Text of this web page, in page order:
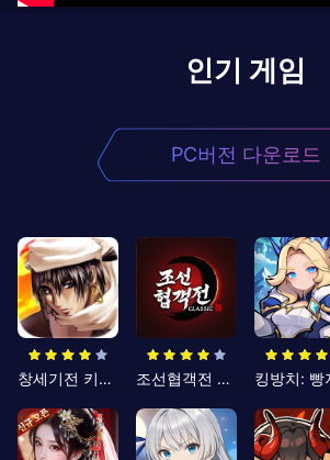
인기 게임
PC버전 다운로드
창세기전 키우기 조선협객전 클래식